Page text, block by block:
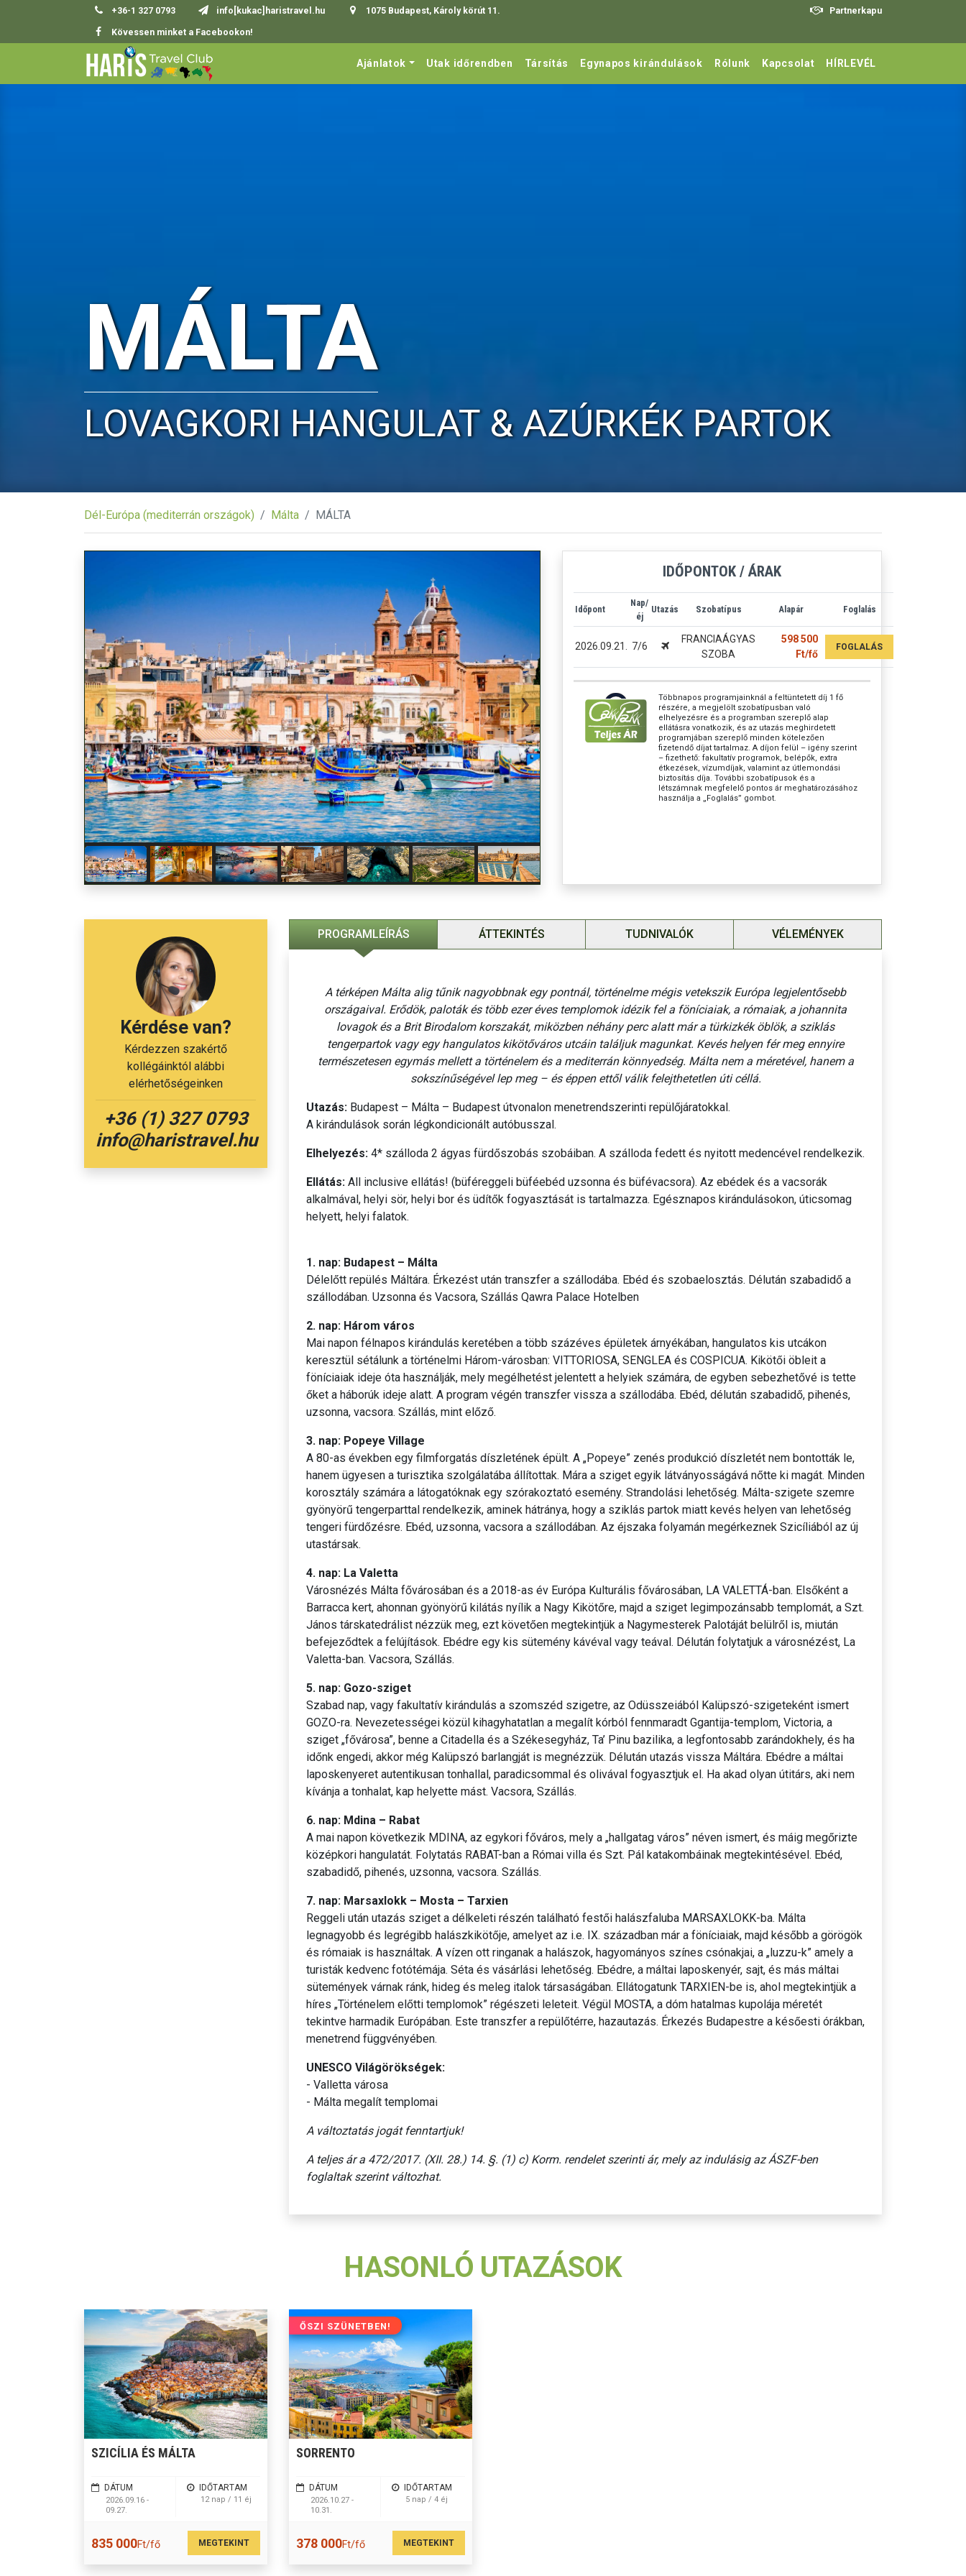
+36-1 327 0793 info[kukac]haristravel.hu
1075 Budapest, Károly körút 11.
Kövessen minket a Facebookon!
Partnerkapu
Ajánlatok Utak időrendben Társítás Egynapos kirándulások Rólunk Kapcsolat HÍRLEVÉL
MÁLTA
LOVAGKORI HANGULAT & AZÚRKÉK PARTOK
Dél-Európa (mediterrán országok) Málta MÁLTA
IDŐPONTOK / ÁRAK
Időpont
Nap/
éj
Utazás Szobatípus Alapár Foglalás
2026.09.21. 7/6
FRANCIAÁGYAS
SZOBA
598 500
Ft/fő
FOGLALÁS
Egyágyas felár: 298.000 Ft
Belépőjegyek ára: kb. 75 €(helyszínen fizetendő)
Fakultatív kirándulás GOZO-sziget(min. 20 fő esetén):
-Gozo-sziget kirándulás hajóval, busszal, belépőkkel, ebéddel:
itthon kell jelentkezni, és a helyszínen fizetni)
Kedvezményes csoportos útlemondási biztosítás: 3
%.
Többnapos programjainknál a feltüntetett díj 1 fő
részére, a megjelölt szobatípusban való
elhelyezésre és a programban szereplő alap
ellátásra vonatkozik, és az utazás meghirdetett
programjában szereplő minden kötelezően
fizetendő díjat tartalmaz. A díjon felül – igény szerint
– fizethető: fakultatív programok, belépők, extra
étkezések, vízumdíjak, valamint az útlemondási
biztosítás díja. További szobatípusok és a
létszámnak megfelelő pontos ár meghatározásához
használja a „Foglalás” gombot.
Kérdése van?
Kérdezzen szakértő
kollégáinktól alábbi
elérhetőségeinken
+36 (1) 327 0793
info@haristravel.hu
PROGRAMLEÍRÁS ÁTTEKINTÉS TUDNIVALÓK VÉLEMÉNYEK
A térképen Málta alig tűnik nagyobbnak egy pontnál, történelme mégis vetekszik Európa legjelentősebb
országaival. Erődök, paloták és több ezer éves templomok idézik fel a föníciaiak, a rómaiak, a johannita
lovagok és a Brit Birodalom korszakát, miközben néhány perc alatt már a türkizkék öblök, a sziklás
tengerpartok vagy egy hangulatos kikötőváros utcáin találjuk magunkat. Kevés helyen fér meg ennyire
természetesen egymás mellett a történelem és a mediterrán könnyedség. Málta nem a méretével, hanem a
sokszínűségével lep meg – és éppen ettől válik felejthetetlen úti céllá.
Utazás: Budapest – Málta – Budapest útvonalon menetrendszerinti repülőjáratokkal.
A kirándulások során légkondicionált autóbusszal.
Elhelyezés: 4* szálloda 2 ágyas fürdőszobás szobáiban. A szálloda fedett és nyitott medencével rendelkezik.
Ellátás: All inclusive ellátás! (büféreggeli büféebéd uzsonna és büfévacsora). Az ebédek és a vacsorák
alkalmával, helyi sör, helyi bor és üdítők fogyasztását is tartalmazza. Egésznapos kirándulásokon, úticsomag
helyett, helyi falatok.
1. nap: Budapest – Málta
Délelőtt repülés Máltára. Érkezést után transzfer a szállodába. Ebéd és szobaelosztás. Délután szabadidő a
szállodában. Uzsonna és Vacsora, Szállás Qawra Palace Hotelben
2. nap: Három város
Mai napon félnapos kirándulás keretében a több százéves épületek árnyékában, hangulatos kis utcákon
keresztül sétálunk a történelmi Három-városban: VITTORIOSA, SENGLEA és COSPICUA. Kikötői öbleit a
föníciaiak ideje óta használják, mely megélhetést jelentett a helyiek számára, de egyben sebezhetővé is tette
őket a háborúk ideje alatt. A program végén transzfer vissza a szállodába. Ebéd, délután szabadidő, pihenés,
uzsonna, vacsora. Szállás, mint előző.
3. nap: Popeye Village
A 80-as években egy filmforgatás díszletének épült. A „Popeye” zenés produkció díszletét nem bontották le,
hanem ügyesen a turisztika szolgálatába állítottak. Mára a sziget egyik látványosságává nőtte ki magát. Minden
korosztály számára a látogatóknak egy szórakoztató esemény. Strandolási lehetőség. Málta-szigete szemre
gyönyörű tengerparttal rendelkezik, aminek hátránya, hogy a sziklás partok miatt kevés helyen van lehetőség
tengeri fürdőzésre. Ebéd, uzsonna, vacsora a szállodában. Az éjszaka folyamán megérkeznek Szicíliából az új
utastársak.
4. nap: La Valetta
Városnézés Málta fővárosában és a 2018-as év Európa Kulturális fővárosában, LA VALETTÁ-ban. Elsőként a
Barracca kert, ahonnan gyönyörű kilátás nyílik a Nagy Kikötőre, majd a sziget legimpozánsabb templomát, a Szt.
János társkatedrálist nézzük meg, ezt követően megtekintjük a Nagymesterek Palotáját belülről is, miután
befejeződtek a felújítások. Ebédre egy kis sütemény kávéval vagy teával. Délután folytatjuk a városnézést, La
Valetta-ban. Vacsora, Szállás.
5. nap: Gozo-sziget
Szabad nap, vagy fakultatív kirándulás a szomszéd szigetre, az Odüsszeiából Kalüpszó-szigeteként ismert
GOZO-ra. Nevezetességei közül kihagyhatatlan a megalít kórból fennmaradt Ggantija-templom, Victoria, a
sziget „fővárosa”, benne a Citadella és a Székesegyház, Ta’ Pinu bazilika, a legfontosabb zarándokhely, és ha
időnk engedi, akkor még Kalüpszó barlangját is megnézzük. Délután utazás vissza Máltára. Ebédre a máltai
laposkenyeret autentikusan tonhallal, paradicsommal és olivával fogyasztjuk el. Ha akad olyan útitárs, aki nem
kívánja a tonhalat, kap helyette mást. Vacsora, Szállás.
6. nap: Mdina – Rabat
A mai napon következik MDINA, az egykori főváros, mely a „hallgatag város” néven ismert, és máig megőrizte
középkori hangulatát. Folytatás RABAT-ban a Római villa és Szt. Pál katakombáinak megtekintésével. Ebéd,
szabadidő, pihenés, uzsonna, vacsora. Szállás.
7. nap: Marsaxlokk – Mosta – Tarxien
Reggeli után utazás sziget a délkeleti részén található festői halászfaluba MARSAXLOKK-ba. Málta
legnagyobb és legrégibb halászkikötője, amelyet az i.e. IX. században már a föníciaiak, majd később a görögök
és rómaiak is használtak. A vízen ott ringanak a halászok, hagyományos színes csónakjai, a „luzzu-k” amely a
turisták kedvenc fotótémája. Séta és vásárlási lehetőség. Ebédre, a máltai laposkenyér, sajt, és más máltai
sütemények várnak ránk, hideg és meleg italok társaságában. Ellátogatunk TARXIEN-be is, ahol megtekintjük a
híres „Történelem előtti templomok” régészeti leleteit. Végül MOSTA, a dóm hatalmas kupolája méretét
tekintve harmadik Európában. Este transzfer a repülőtérre, hazautazás. Érkezés Budapestre a későesti órákban,
menetrend függvényében.
UNESCO Világörökségek:
- Valletta városa
- Málta megalít templomai
A változtatás jogát fenntartjuk!
A teljes ár a 472/2017. (XII. 28.) 14. §. (1) c) Korm. rendelet szerinti ár, mely az indulásig az ÁSZF-ben
foglaltak szerint változhat.
HASONLÓ UTAZÁSOK
SZICÍLIA ÉS MÁLTA
DÁTUM
2026.09.16 -
09.27.
IDŐTARTAM
12 nap / 11 éj
835 000Ft/fő MEGTEKINT
ŐSZI SZÜNETBEN!
SORRENTO
DÁTUM
2026.10.27 -
10.31.
IDŐTARTAM
5 nap / 4 éj
378 000Ft/fő MEGTEKINT